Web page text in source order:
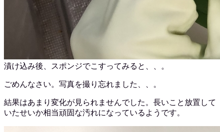
漬け込み後、スポンジでこすってみると、、。
ごめんなさい。写真を撮り忘れました、、。
結果はあまり変化が見られませんでした。長いこと放置して
いたせいか相当頑固な汚れになっているようです。